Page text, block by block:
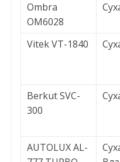
Ombra
OM6028
Vitek VT-1840
Berkut SVC-
300
AUTOLUX AL-